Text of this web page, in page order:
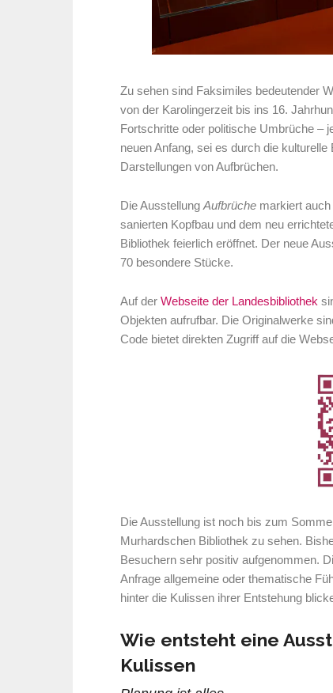
Zu sehen sind Faksimiles bedeutender
von der Karolingerzeit bis ins 16.
Fortschritte oder politische Umbrüche –
neuen Anfang, sei es durch die
Darstellungen von Aufbrüchen.
Die Ausstellung Aufbrüche markiert
sanierten Kopfbau und dem neu
Bibliothek feierlich eröffnet. Der neue
70 besondere Stücke.
Auf der Webseite der Landesbibliothek
Objekten aufrufbar. Die Originalwerke
Code bietet direkten Zugriff auf die
Die Ausstellung ist noch bis zum
Murhardschen Bibliothek zu sehen.
Besuchern sehr positiv aufgenommen.
Anfrage allgemeine oder thematische
hinter die Kulissen ihrer Entstehung
Wie entsteht eine
Kulissen